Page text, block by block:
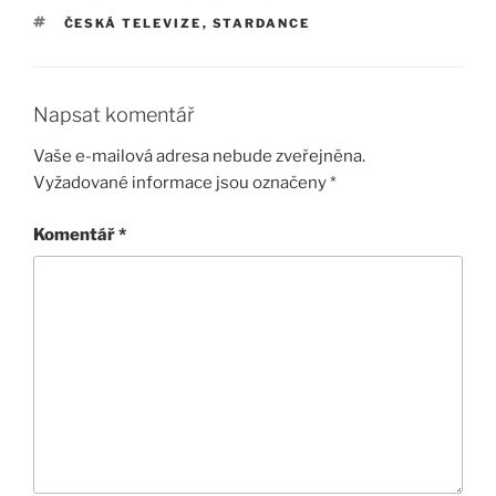
ŠTÍTKY
ČESKÁ TELEVIZE , STARDANCE
Napsat komentář
Vaše e-mailová adresa nebude zveřejněna.
Vyžadované informace jsou označeny*
Komentář*